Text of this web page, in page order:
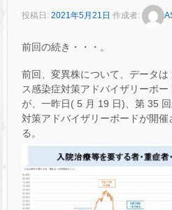
投稿日: 2021年5月21日 作成者:
前回の続き・・・。
前回、変異株について、データ
ス感染症対策アドバイザリーボ
が、一昨日( 5 月 19 日)、第 35
対策アドバイザリーボードが開
る。